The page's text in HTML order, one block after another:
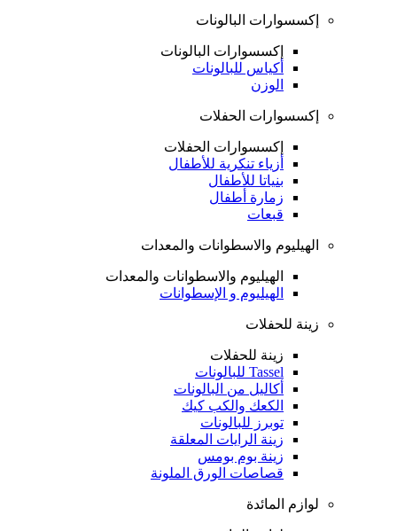
إكسسوارات البالونات
إكسسوارات البالونات
أكياس للبالونات
الوزن
إكسسوارات الحفلات
إكسسوارات الحفلات
أزياء تنكرية للأطفال
بنياتا للأطفال
زمارة أطفال
قبعات
الهيليوم والاسطوانات والمعدات
الهيليوم والاسطوانات والمعدات
الهيليوم و الإسطوانات
زينة للحفلات
زينة للحفلات
Tassel للبالونات
أكاليل من البالونات
الكعك والكب كيك
توبرز للبالونات
زينة الرايات المعلقة
زينة بوم بومس
قصاصات الورق الملونة
لوازم المائدة